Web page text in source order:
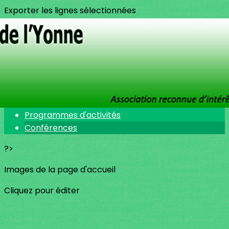
Exporter les lignes sélectionnées
Exporter toutes les colonnes
Exporter uniquement les colonnes affichées
Menu
<
>
Description des activités
Programmes d'activités
Conférences
?>
Images de la page d'accueil
Cliquez pour éditer